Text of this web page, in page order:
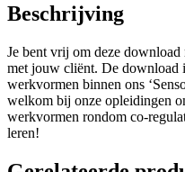
Beschrijving
Je bent vrij om deze download
met jouw cliënt. De download
werkvormen binnen ons
welkom bij onze opleidingen
werkvormen rondom co-
leren!